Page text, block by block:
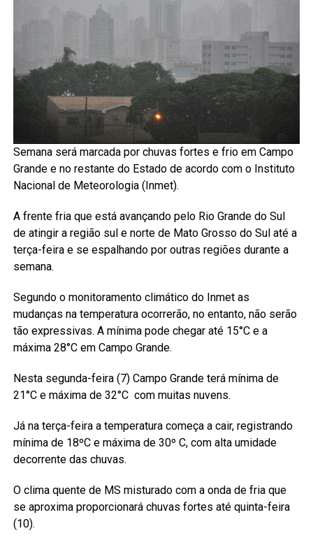
Semana será marcada por chuvas fortes e frio em Campo
Grande e no restante do Estado de acordo com o Instituto
Nacional de Meteorologia (Inmet).
A frente fria que está avançando pelo Rio Grande do Sul
de atingir a região sul e norte de Mato Grosso do Sul até a
terça-feira e se espalhando por outras regiões durante a
semana.
Segundo o monitoramento climático do Inmet as
mudanças na temperatura ocorrerão, no entanto, não serão
tão expressivas. A mínima pode chegar até 15°C e a
máxima 28°C em Campo Grande.
Nesta segunda-feira (7) Campo Grande terá mínima de
21°C e máxima de 32°C com muitas nuvens.
Já na terça-feira a temperatura começa a cair, registrando
mínima de 18ºC e máxima de 30º C, com alta umidade
decorrente das chuvas.
O clima quente de MS misturado com a onda de fria que
se aproxima proporcionará chuvas fortes até quinta-feira
(10).